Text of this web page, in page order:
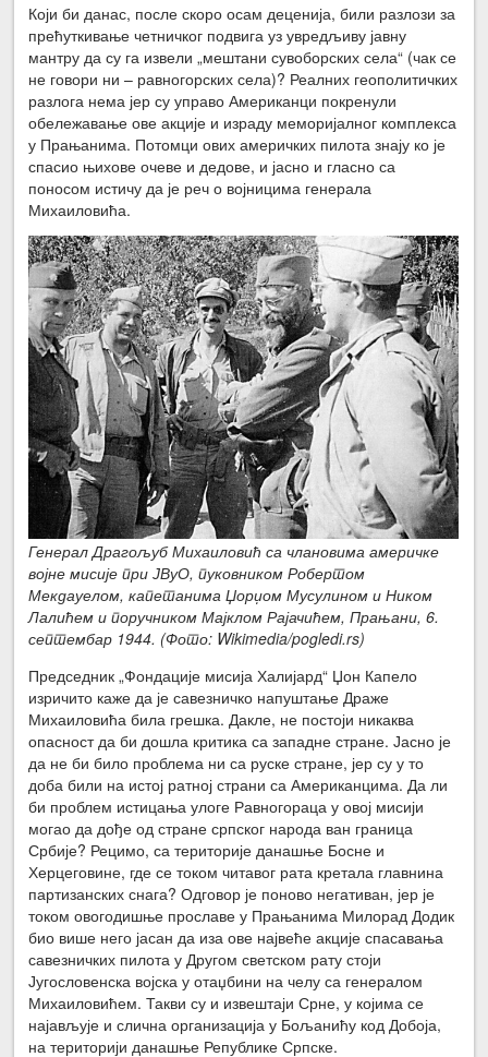
Који би данас, после скоро осам деценија, били разлози за
прећуткивање четничког подвига уз увредљиву јавну
мантру да су га извели „мештани сувоборских села“ (чак се
не говори ни – равногорских села)? Реалних геополитичких
разлога нема јер су управо Американци покренули
обележавање ове акције и израду меморијалног комплекса
у Прањанима. Потомци ових америчких пилота знају ко је
спасио њихове очеве и дедове, и јасно и гласно са
поносом истичу да је реч о војницима генерала
Михаиловића.
Генерал Драгољуб Михаиловић са члановима америчке
војне мисије при ЈВуО, пуковником Робертом
Мекдауелом, капетанима Џорџом Мусулином и Ником
Лалићем и поручником Мајклом Рајачићем, Прањани, 6.
септембар 1944. (Фото: Wikimedia/pogledi.rs)
Председник „Фондације мисија Халијард“ Џон Капело
изричито каже да је савезничко напуштање Драже
Михаиловића била грешка. Дакле, не постоји никаква
опасност да би дошла критика са западне стране. Јасно је
да не би било проблема ни са руске стране, јер су у то
доба били на истој ратној страни са Американцима. Да ли
би проблем истицања улоге Равногораца у овој мисији
могао да дође од стране српског народа ван граница
Србије? Рецимо, са територије данашње Босне и
Херцеговине, где се током читавог рата кретала главнина
партизанских снага? Одговор је поново негативан, јер је
током овогодишње прославе у Прањанима Милорад Додик
био више него јасан да иза ове највеће акције спасавања
савезничких пилота у Другом светском рату стоји
Југословенска војска у отаџбини на челу са генералом
Михаиловићем. Такви су и извештаји Срне, у којима се
најављује и слична организација у Бољанићу код Добоја,
на територији данашње Републике Српске.